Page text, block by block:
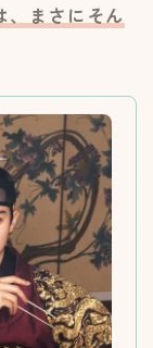
、まさにそん